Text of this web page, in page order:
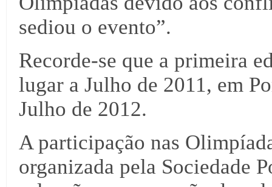
sediou o evento”.
Recorde-se que a primeira
lugar a Julho de 2011, em
Julho de 2012.
A participação nas
organizada pela Sociedade